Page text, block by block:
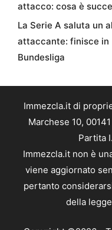
attacco: cosa è
La Serie A saluta un
attaccante: finisce in
Bundesliga
Immezcla.it di
Marchese 10,
Partita
Immezcla.it non è
viene aggiornato
pertanto
della